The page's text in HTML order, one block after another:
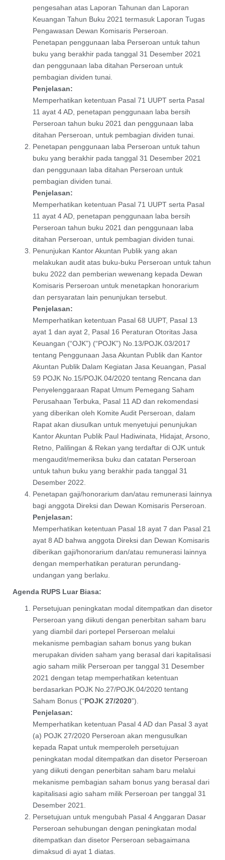
pengesahan atas Laporan Tahunan dan Laporan
Keuangan Tahun Buku 2021 termasuk Laporan Tugas
Pengawasan Dewan Komisaris Perseroan.
Penetapan penggunaan laba Perseroan untuk tahun
buku yang berakhir pada tanggal 31 Desember 2021
dan penggunaan laba ditahan Perseroan untuk
pembagian dividen tunai.
Penjelasan:
Memperhatikan ketentuan Pasal 71 UUPT serta Pasal
11 ayat 4 AD, penetapan penggunaan laba bersih
Perseroan tahun buku 2021 dan penggunaan laba
ditahan Perseroan, untuk pembagian dividen tunai.
Penetapan penggunaan laba Perseroan untuk tahun
buku yang berakhir pada tanggal 31 Desember 2021
dan penggunaan laba ditahan Perseroan untuk
pembagian dividen tunai.
Penjelasan:
Memperhatikan ketentuan Pasal 71 UUPT serta Pasal
11 ayat 4 AD, penetapan penggunaan laba bersih
Perseroan tahun buku 2021 dan penggunaan laba
ditahan Perseroan, untuk pembagian dividen tunai.
Penunjukan Kantor Akuntan Publik yang akan
melakukan audit atas buku-buku Perseroan untuk tahun
buku 2022 dan pemberian wewenang kepada Dewan
Komisaris Perseroan untuk menetapkan honorarium
dan persyaratan lain penunjukan tersebut.
Penjelasan:
Memperhatikan ketentuan Pasal 68 UUPT, Pasal 13
ayat 1 dan ayat 2, Pasal 16 Peraturan Otoritas Jasa
Keuangan (“OJK”) (“POJK”) No.13/POJK.03/2017
tentang Penggunaan Jasa Akuntan Publik dan Kantor
Akuntan Publik Dalam Kegiatan Jasa Keuangan, Pasal
59 POJK No.15/POJK.04/2020 tentang Rencana dan
Penyelenggaraan Rapat Umum Pemegang Saham
Perusahaan Terbuka, Pasal 11 AD dan rekomendasi
yang diberikan oleh Komite Audit Perseroan, dalam
Rapat akan diusulkan untuk menyetujui penunjukan
Kantor Akuntan Publik Paul Hadiwinata, Hidajat, Arsono,
Retno, Palilingan & Rekan yang terdaftar di OJK untuk
mengaudit/memeriksa buku dan catatan Perseroan
untuk tahun buku yang berakhir pada tanggal 31
Desember 2022.
Penetapan gaji/honorarium dan/atau remunerasi lainnya
bagi anggota Direksi dan Dewan Komisaris Perseroan.
Penjelasan:
Memperhatikan ketentuan Pasal 18 ayat 7 dan Pasal 21
ayat 8 AD bahwa anggota Direksi dan Dewan Komisaris
diberikan gaji/honorarium dan/atau remunerasi lainnya
dengan memperhatikan peraturan perundang-
undangan yang berlaku.
Agenda RUPS Luar Biasa:
Persetujuan peningkatan modal ditempatkan dan disetor
Perseroan yang diikuti dengan penerbitan saham baru
yang diambil dari portepel Perseroan melalui
mekanisme pembagian saham bonus yang bukan
merupakan dividen saham yang berasal dari kapitalisasi
agio saham milik Perseroan per tanggal 31 Desember
2021 dengan tetap memperhatikan ketentuan
berdasarkan POJK No.27/POJK.04/2020 tentang
Saham Bonus (“POJK 27/2020”).
Penjelasan:
Memperhatikan ketentuan Pasal 4 AD dan Pasal 3 ayat
(a) POJK 27/2020 Perseroan akan mengusulkan
kepada Rapat untuk memperoleh persetujuan
peningkatan modal ditempatkan dan disetor Perseroan
yang diikuti dengan penerbitan saham baru melalui
mekanisme pembagian saham bonus yang berasal dari
kapitalisasi agio saham milik Perseroan per tanggal 31
Desember 2021.
Persetujuan untuk mengubah Pasal 4 Anggaran Dasar
Perseroan sehubungan dengan peningkatan modal
ditempatkan dan disetor Perseroan sebagaimana
dimaksud di ayat 1 diatas.